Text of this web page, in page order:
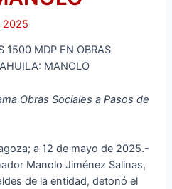
2025
1500 MDP EN OBRAS
MANOLO
Obras Sociales a Pasos de
a 12 de mayo de 2025.-
Manolo Jiménez Salinas,
de la entidad, detonó el